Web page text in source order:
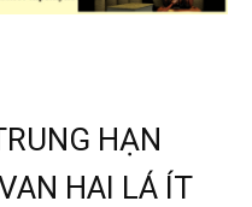
HẠN
HAI LÁ ÍT